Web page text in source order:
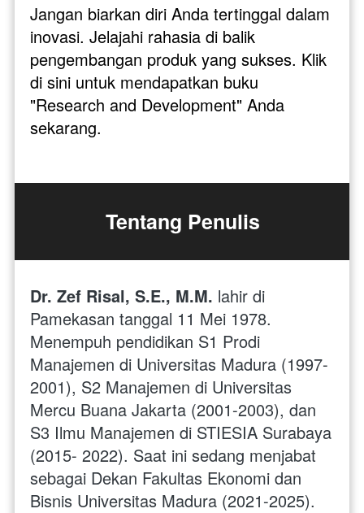
Jangan biarkan diri Anda tertinggal dalam
inovasi. Jelajahi rahasia di balik
pengembangan produk yang sukses. Klik
di sini untuk mendapatkan buku
"Research and Development" Anda
sekarang.
Tentang Penulis
Dr. Zef Risal, S.E., M.M. lahir di
Pamekasan tanggal 11 Mei 1978.
Menempuh pendidikan S1 Prodi
Manajemen di Universitas Madura (1997-
2001), S2 Manajemen di Universitas
Mercu Buana Jakarta (2001-2003), dan
S3 Ilmu Manajemen di STIESIA Surabaya
(2015- 2022). Saat ini sedang menjabat
sebagai Dekan Fakultas Ekonomi dan
Bisnis Universitas Madura (2021-2025).